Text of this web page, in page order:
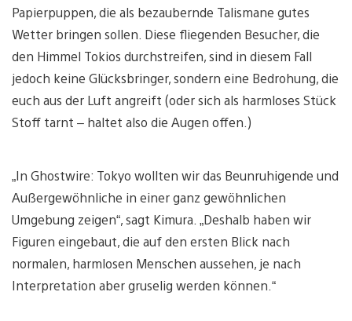
Papierpuppen, die als bezaubernde Talismane gutes
Wetter bringen sollen. Diese fliegenden Besucher, die
den Himmel Tokios durchstreifen, sind in diesem Fall
jedoch keine Glücksbringer, sondern eine Bedrohung, die
euch aus der Luft angreift (oder sich als harmloses Stück
Stoff tarnt – haltet also die Augen offen.)
„In Ghostwire: Tokyo wollten wir das Beunruhigende und
Außergewöhnliche in einer ganz gewöhnlichen
Umgebung zeigen“, sagt Kimura. „Deshalb haben wir
Figuren eingebaut, die auf den ersten Blick nach
normalen, harmlosen Menschen aussehen, je nach
Interpretation aber gruselig werden können.“